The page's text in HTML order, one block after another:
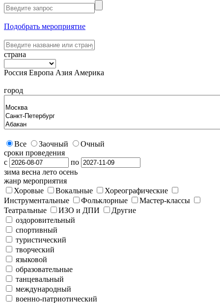
Подобрать мероприятие
страна
Россия Европа Азия Америка
город
Все Заочный
Очный
сроки проведения
с
по
зима весна лето осень
жанр мероприятия
Хоровые
Вокальные
Хореографические
Инструментальные
Фольклорные
Мастер-классы
Театральные
ИЗО и ДПИ
Другие
оздоровительный
спортивный
туристический
творческий
языковой
образовательные
танцевальный
международный
военно-патриотический